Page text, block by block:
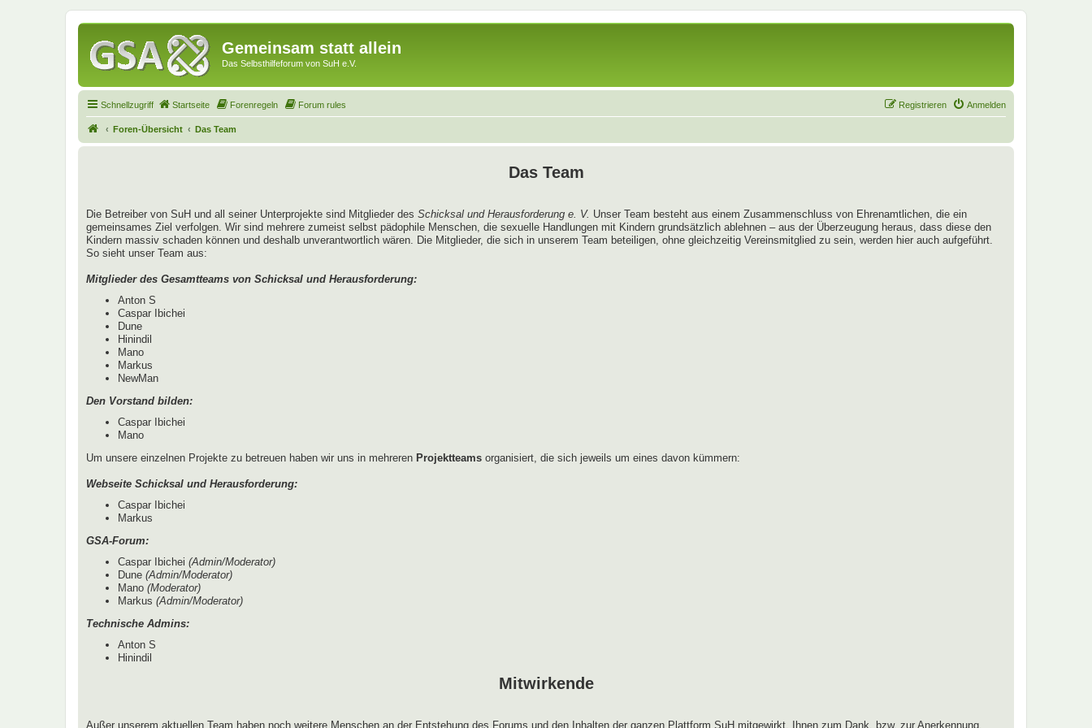
Gemeinsam statt allein
Das Selbsthilfeforum von SuH e.V.
Schnellzugriff Startseite Forenregeln Forum rules Anmelden
Registrieren
Foren-Übersicht Das Team
Das Team
Die Betreiber von SuH und all seiner Unterprojekte sind Mitglieder des Schicksal und Herausforderung e. V. Unser Team besteht aus einem Zusammenschluss von Ehrenamtlichen, die ein
gemeinsames Ziel verfolgen. Wir sind mehrere zumeist selbst pädophile Menschen, die sexuelle Handlungen mit Kindern grundsätzlich ablehnen – aus der Überzeugung heraus, dass diese den
Kindern massiv schaden können und deshalb unverantwortlich wären. Die Mitglieder, die sich in unserem Team beteiligen, ohne gleichzeitig Vereinsmitglied zu sein, werden hier auch aufgeführt.
So sieht unser Team aus:
Mitglieder des Gesamtteams von Schicksal und Herausforderung:
Anton S
Caspar Ibichei
Dune
Hinindil
Mano
Markus
NewMan
Den Vorstand bilden:
Caspar Ibichei
Mano
Um unsere einzelnen Projekte zu betreuen haben wir uns in mehreren Projektteams organisiert, die sich jeweils um eines davon kümmern:
Webseite Schicksal und Herausforderung:
Caspar Ibichei
Markus
GSA-Forum:
Caspar Ibichei (Admin/Moderator)
Dune (Admin/Moderator)
Mano (Moderator)
Markus (Admin/Moderator)
Technische Admins:
Anton S
Hinindil
Mitwirkende
Außer unserem aktuellen Team haben noch weitere Menschen an der Entstehung des Forums und den Inhalten der ganzen Plattform SuH mitgewirkt. Ihnen zum Dank, bzw. zur Anerkennung,